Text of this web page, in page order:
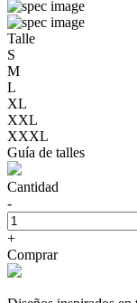
Talle
S
M
L
XL
XXL
XXXL
Guía de talles
Cantidad
-
+
Comprar